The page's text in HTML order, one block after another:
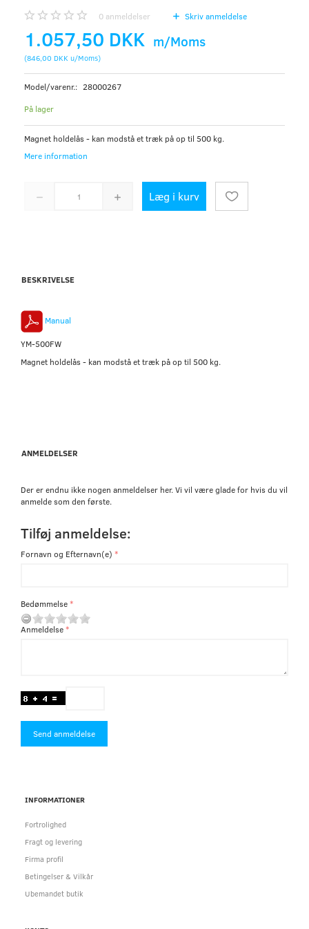
0 anmeldelser Skriv anmeldelse
1.057,50 DKK m/Moms
(846,00 DKK u/Moms)
Model/varenr.: 28000267
På lager
Magnet holdelås - kan modstå et træk på op til 500 kg.
Mere information
Læg i kurv
BESKRIVELSE
Manual
YM-500FW
Magnet holdelås - kan modstå et træk på op til 500 kg.
ANMELDELSER
Der er endnu ikke nogen anmeldelser her. Vi vil være glade for hvis du vil
anmelde som den første.
Tilføj anmeldelse:
Fornavn og Efternavn(e)
Bedømmelse
Anmeldelse
Send anmeldelse
INFORMATIONER
Fortrolighed
Fragt og levering
Firma profil
Betingelser & Vilkår
Ubemandet butik